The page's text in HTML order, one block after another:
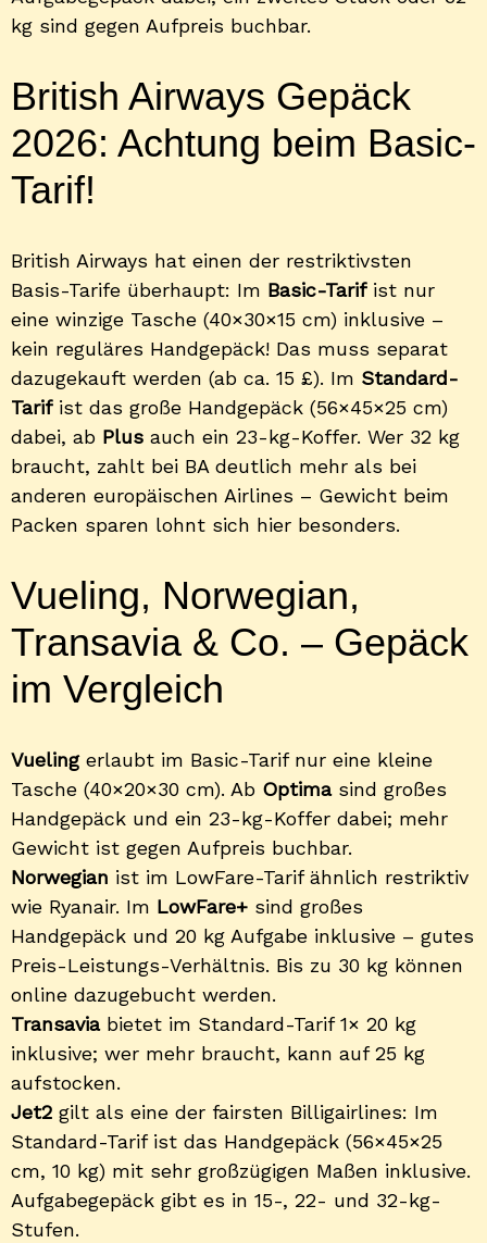
kg sind gegen Aufpreis buchbar.
British Airways Gepäck
2026: Achtung beim Basic-
Tarif!
British Airways hat einen der restriktivsten
Basis-Tarife überhaupt: Im Basic-Tarifist nur
eine winzige Tasche (40×30×15 cm) inklusive –
kein reguläres Handgepäck! Das muss separat
dazugekauft werden (ab ca. 15 £). Im Standard-
Tarifist das große Handgepäck (56×45×25 cm)
dabei, ab Plus auch ein 23-kg-Koffer. Wer 32 kg
braucht, zahlt bei BA deutlich mehr als bei
anderen europäischen Airlines – Gewicht beim
Packen sparen lohnt sich hier besonders.
Vueling, Norwegian,
Transavia & Co. – Gepäck
im Vergleich
Vuelingerlaubt im Basic-Tarif nur eine kleine
Tasche (40×20×30 cm). Ab Optimasind großes
Handgepäck und ein 23-kg-Koffer dabei; mehr
Gewicht ist gegen Aufpreis buchbar.
Norwegian ist im LowFare-Tarif ähnlich restriktiv
wie Ryanair. Im LowFare+ sind großes
Handgepäck und 20 kg Aufgabe inklusive – gutes
Preis-Leistungs-Verhältnis. Bis zu 30 kg können
online dazugebucht werden.
Transaviabietet im Standard-Tarif 1× 20 kg
inklusive; wer mehr braucht, kann auf 25 kg
aufstocken.
Jet2 gilt als eine der fairsten Billigairlines: Im
Standard-Tarif ist das Handgepäck (56×45×25
cm, 10 kg) mit sehr großzügigen Maßen inklusive.
Aufgabegepäck gibt es in 15-, 22- und 32-kg-
Stufen.